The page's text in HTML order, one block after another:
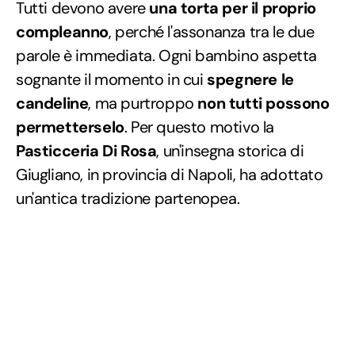
Tutti devono avereuna torta per il proprio
compleanno, perché l'assonanza tra le due
parole è immediata. Ogni bambino aspetta
sognante il momento in cui spegnere le
candeline, ma purtroppo non tutti possono
permetterselo. Per questo motivo la
Pasticceria Di Rosa, un'insegna storica di
Giugliano, in provincia di Napoli, ha adottato
un'antica tradizione partenopea.